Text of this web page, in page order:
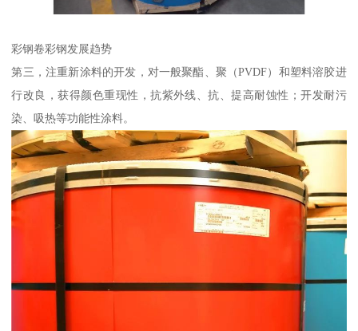
彩钢卷彩钢发展趋势
第三，注重新涂料的开发，对一般聚酯、聚（PVDF）和塑料溶胶进
行改良，获得颜色重现性，抗紫外线、抗、提高耐蚀性；开发耐污
染、吸热等功能性涂料。